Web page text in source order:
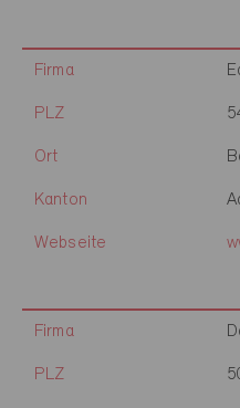
Firma
PLZ
Ort
Kanton
Webseite
Firma
PLZ